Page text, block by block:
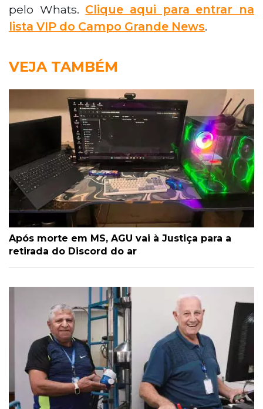
pelo Whats. Clique aqui para entrar na
lista VIP do Campo Grande News.
VEJA TAMBÉM
Após morte em MS, AGU vai à Justiça para a
retirada do Discord do ar